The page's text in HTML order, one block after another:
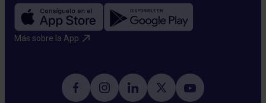
Más sobre la App​